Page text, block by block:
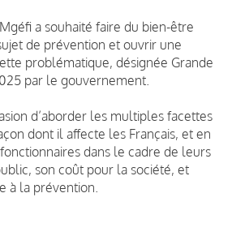
a souhaité faire du bien-être
de prévention et ouvrir une
problématique, désignée Grande
par le gouvernement.
d’aborder les multiples facettes
dont il affecte les Français, et en
dans le cadre de leurs
son coût pour la société, et
à la prévention.